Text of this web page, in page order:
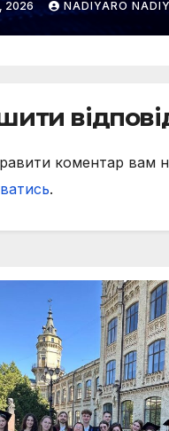
2026 NADIYARO
коментар вам
.